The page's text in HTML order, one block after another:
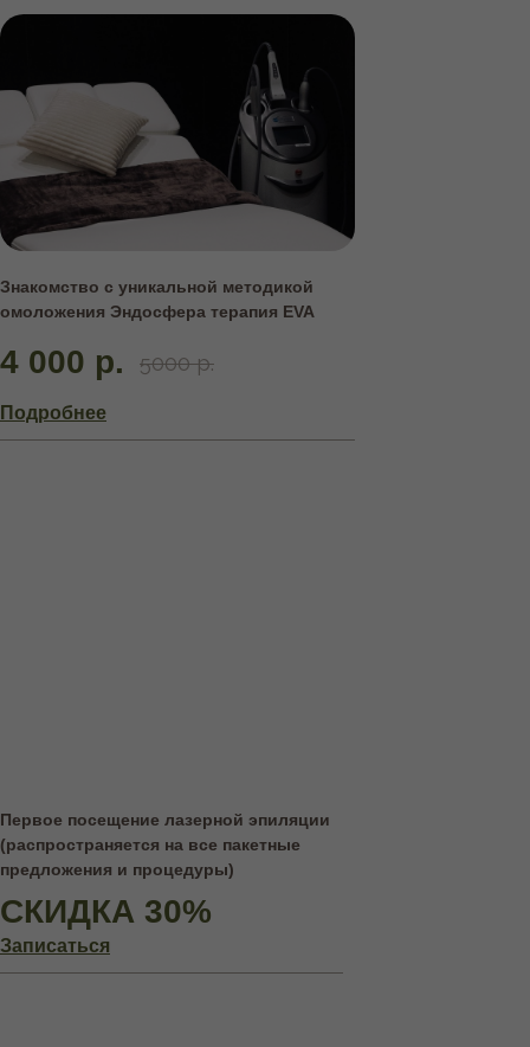
Знакомство с уникальной методикой
омоложения Эндосфера терапия EVA
4 000 р. 5000 р.
Подробнее
Первое посещение лазерной эпиляции
(распространяется на все пакетные
предложения и процедуры)
СКИДКА 30%
Записаться